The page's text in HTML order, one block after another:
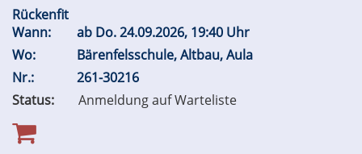
Rückenfit
Wann:
ab Do.24.09.2026, 19:40 Uhr
Wo:
Bärenfelsschule, Altbau, Aula
Nr.:
261-30216
Status:
Anmeldung auf Warteliste